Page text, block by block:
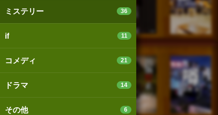
ミステリー 36
if 11
コメディ 21
ドラマ 14
その他 6